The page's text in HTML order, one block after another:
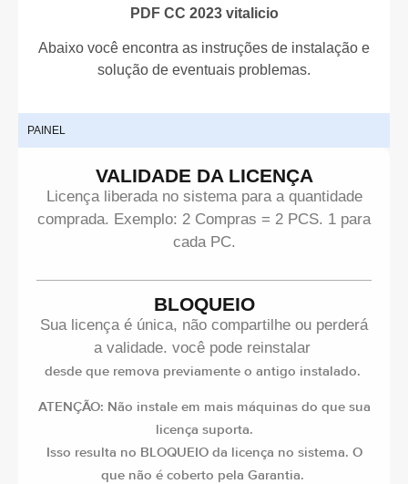
PDF CC 2023 vitalicio
Abaixo você encontra as instruções de instalação e
solução de eventuais problemas.
PAINEL
VALIDADE DA LICENÇA
Licença liberada no sistema para a quantidade
comprada. Exemplo: 2 Compras = 2 PCS. 1 para
cada PC.
BLOQUEIO
Sua licença é única, não compartilhe ou perderá
a validade. você pode reinstalar
desde que remova previamente o antigo instalado.
ATENÇÃO: Não instale em mais máquinas do que sua
licença suporta.
Isso resulta no BLOQUEIO da licença no sistema. O
que não é coberto pela Garantia.